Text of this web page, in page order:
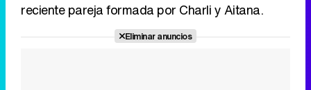
reciente pareja formada por Charli y Aitana.
Eliminar anuncios